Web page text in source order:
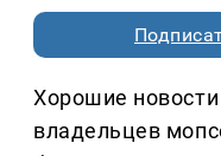
Хорошие
владельцев